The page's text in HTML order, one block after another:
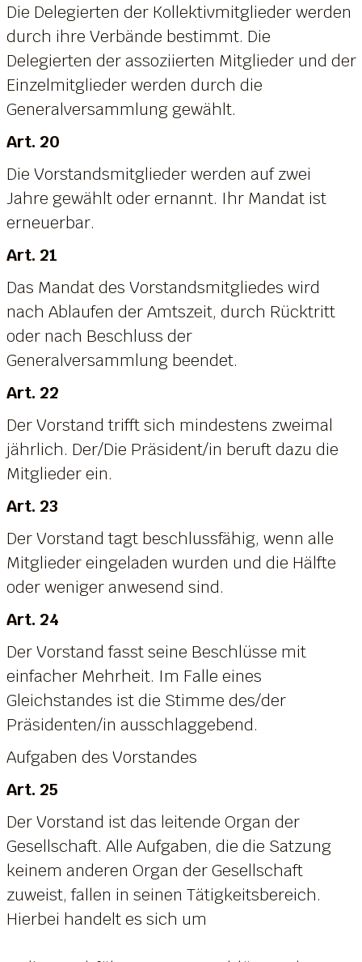
Die Delegierten der Kollektivmitglieder werden
durch ihre Verbände bestimmt. Die
Delegierten der assoziierten Mitglieder und der
Einzelmitglieder werden durch die
Generalversammlung gewählt.
Art. 20
Die Vorstandsmitglieder werden auf zwei
Jahre gewählt oder ernannt. Ihr Mandat ist
erneuerbar.
Art. 21
Das Mandat des Vorstandsmitgliedes wird
nach Ablaufen der Amtszeit, durch Rücktritt
oder nach Beschluss der
Generalversammlung beendet.
Art. 22
Der Vorstand trifft sich mindestens zweimal
jährlich. Der/Die Präsident/in beruft dazu die
Mitglieder ein.
Art. 23
Der Vorstand tagt beschlussfähig, wenn alle
Mitglieder eingeladen wurden und die Hälfte
oder weniger anwesend sind.
Art. 24
Der Vorstand fasst seine Beschlüsse mit
einfacher Mehrheit. Im Falle eines
Gleichstandes ist die Stimme des/der
Präsidenten/in ausschlaggebend.
Aufgaben des Vorstandes
Art. 25
Der Vorstand ist das leitende Organ der
Gesellschaft. Alle Aufgaben, die die Satzung
keinem anderen Organ der Gesellschaft
zuweist, fallen in seinen Tätigkeitsbereich.
Hierbei handelt es sich um